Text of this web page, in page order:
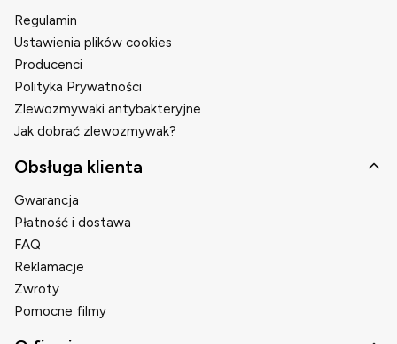
Regulamin
Ustawienia plików cookies
Producenci
Polityka Prywatności
Zlewozmywaki antybakteryjne
Jak dobrać zlewozmywak?
Obsługa klienta
Gwarancja
Płatność i dostawa
FAQ
Reklamacje
Zwroty
Pomocne filmy